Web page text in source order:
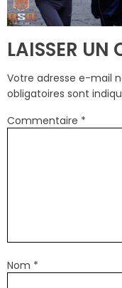
LAISSER UN
Votre adresse e-mail
obligatoires sont
Commentaire *
Nom *